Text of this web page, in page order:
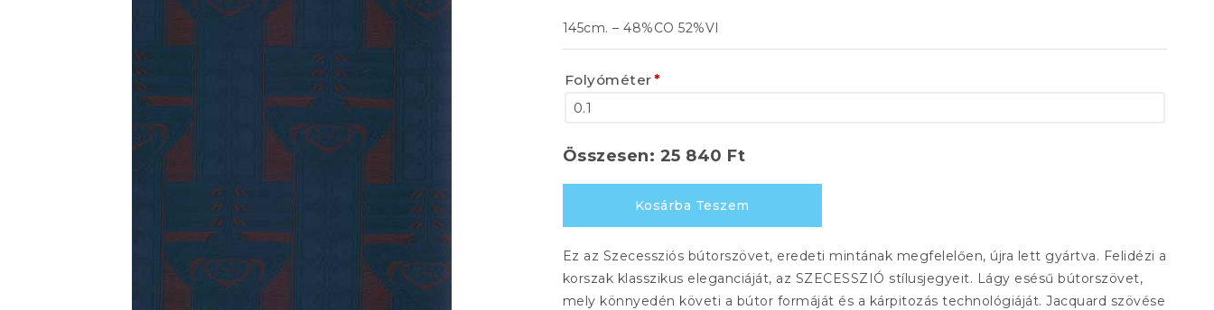
145cm. – 48%CO 52%VI
Folyóméter*
Összesen: 25 840 Ft
mennyiség
Kosárba Teszem
Ez az Szecessziós bútorszövet, eredeti mintának megfelelően, újra lett gyártva. Felidézi a
korszak klasszikus eleganciáját, az SZECESSZIÓ stílusjegyeit. Lágy esésű bútorszövet,
mely könnyedén követi a bútor formáját és a kárpitozás technológiáját. Jacquard szövése